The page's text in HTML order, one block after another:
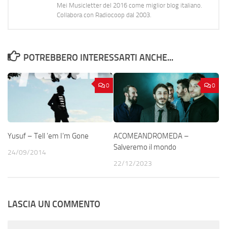
Mei Musicletter del 2016 come miglior blog italiano.
Collabora con Radiocoop dal 2003.
POTREBBERO INTERESSARTI ANCHE...
0
Yusuf – Tell ’em I’m Gone
24/09/2014
0
ACOMEANDROMEDA –
Salveremo il mondo
22/12/2023
LASCIA UN COMMENTO